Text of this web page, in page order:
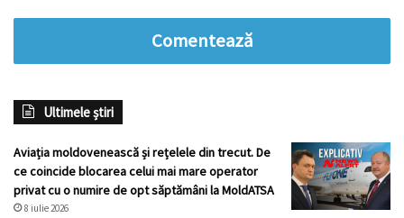
Comentează
Ultimele știri
Aviația moldovenească și rețelele din trecut. De
ce coincide blocarea celui mai mare operator
privat cu o numire de opt săptămâni la MoldATSA
8 iulie 2026